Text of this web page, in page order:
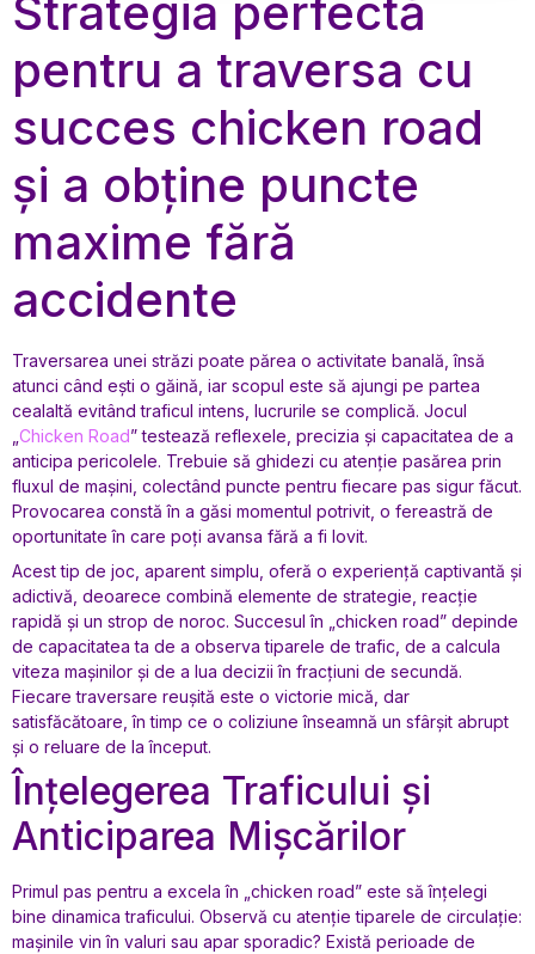
Strategia perfectă
pentru a traversa cu
succes chicken road
și a obține puncte
maxime fără
accidente
Traversarea unei străzi poate părea o activitate banală, însă
atunci când ești o găină, iar scopul este să ajungi pe partea
cealaltă evitând traficul intens, lucrurile se complică. Jocul
Chicken Road” testează reflexele, precizia și capacitatea de a
anticipa pericolele. Trebuie să ghidezi cu atenție pasărea prin
fluxul de mașini, colectând puncte pentru fiecare pas sigur făcut.
Provocarea constă în a găsi momentul potrivit, o fereastră de
oportunitate în care poți avansa fără a fi lovit.
Acest tip de joc, aparent simplu, oferă o experiență captivantă și
adictivă, deoarece combină elemente de strategie, reacție
rapidă și un strop de noroc. Succesul în „chicken road” depinde
de capacitatea ta de a observa tiparele de trafic, de a calcula
viteza mașinilor și de a lua decizii în fracțiuni de secundă.
Fiecare traversare reușită este o victorie mică, dar
satisfăcătoare, în timp ce o coliziune înseamnă un sfârșit abrupt
și o reluare de la început.
Înțelegerea Traficului și
Anticiparea Mișcărilor
Primul pas pentru a excela în „chicken road” este să înțelegi
bine dinamica traficului. Observă cu atenție tiparele de circulație:
mașinile vin în valuri sau apar sporadic? Există perioade de